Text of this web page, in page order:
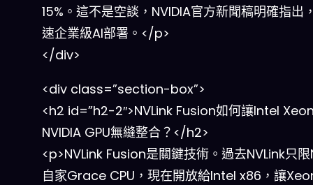
15%。這不是空談，NVIDIA官方新聞稿明確指出
速企業級AI部署。</p>
</div>
<div class=”section-box”>
<h2 id=”h2-2″>NVLink Fusion如何讓Intel
NVIDIA GPU無縫整合？</h2>
<p>NVLink Fusion是關鍵技術。過去NVLink只限
自家Grace CPU，現在開放給Intel x86，讓